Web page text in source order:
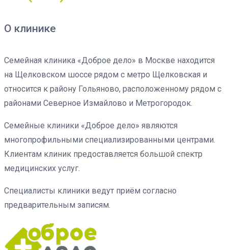
О клинике
Семейная клиника «Доброе дело» в Москве находится
на Щелковском шоссе рядом с метро Щелковская и
относится к району Гольяново, расположенному рядом с
районами Северное Измайлово и Метрогородок.
Семейные клиники «Доброе дело» являются
многопрофильными специализированными центрами.
Клиентам клиник предоставляется большой спектр
медицинских услуг.
Специалисты клиники ведут приём согласно
предварительным записям.